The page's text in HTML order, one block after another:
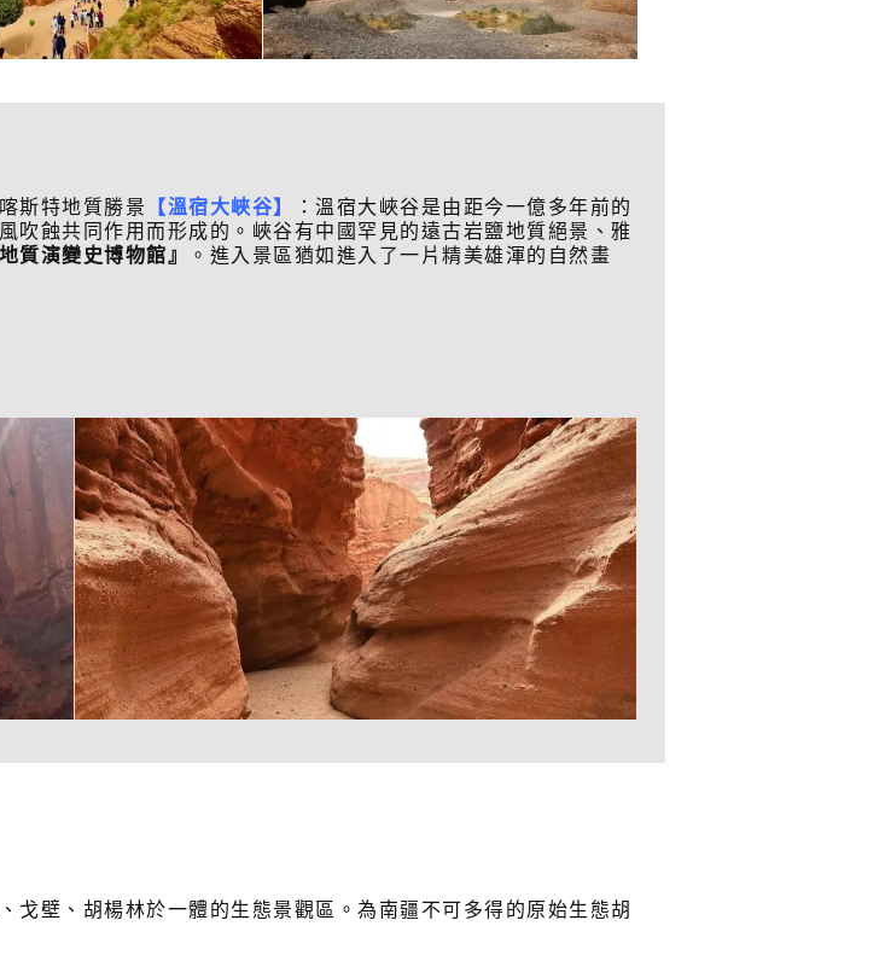
斯特地質勝景 【溫宿大峽谷】
：溫宿大峽谷是由距今一億多年前的
吹蝕共同作用而形成的。峽谷有中國罕見的遠古岩鹽地質絕景、雅
質演變史博物館』
。進入景區猶如進入了一片精美雄渾的自然畫
戈壁、胡楊林於一體的生態景觀區。為南疆不可多得的原始生態胡